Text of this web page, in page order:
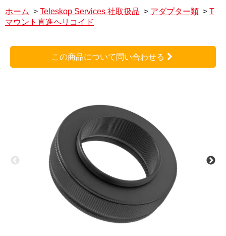
ホーム > Teleskop Services 社取扱品 > アダプター類 > T
マウント直進ヘリコイド
この商品について問い合わせる